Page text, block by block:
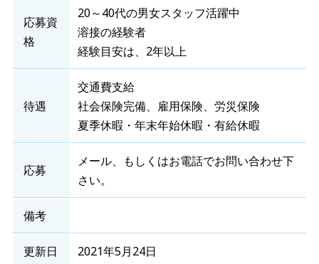
応募資
格
20～40代の男女スタッフ活躍中
溶接の経験者
経験目安は、2年以上
待遇
交通費支給
社会保険完備、雇用保険、労災保険
夏季休暇・年末年始休暇・有給休暇
応募
メール、もしくはお電話でお問い合わせ下
さい。
備考
更新日 2021年5月24日